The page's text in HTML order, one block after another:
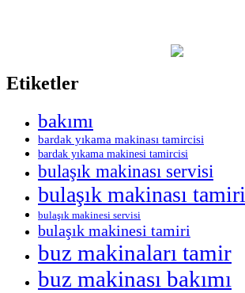
Etiketler
bakımı
bardak yıkama makinası tamircisi
bardak yıkama makinesi tamircisi
bulaşık makinası servisi
bulaşık makinası tamiri
bulaşık makinesi servisi
bulaşık makinesi tamiri
buz makinaları tamir
buz makinası bakımı